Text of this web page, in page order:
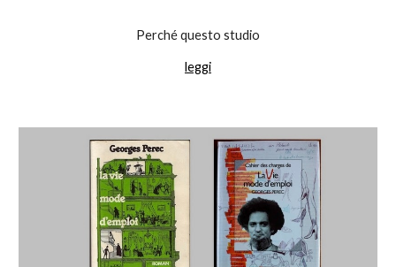
Perché questo studio
leggi